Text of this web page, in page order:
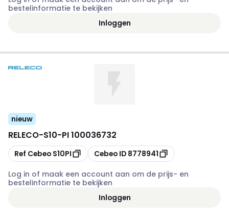
bestelinformatie te bekijken
Inloggen
nieuw
RELECO-S10-PI 100036732
Kopiëren
Ref Cebeo S10PI Kopiëren
Cebeo ID 8778941
Log in of maak een account aan om de prijs- en
bestelinformatie te bekijken
Inloggen